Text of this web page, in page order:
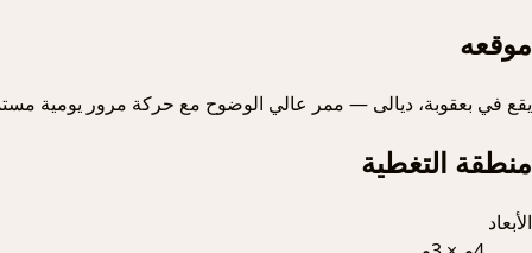
موقعه
يقع في بعقوبة، ديالى — ممر عالي الوضوح مع حركة مرور يومية
منطقة التغطية
الأبعاد